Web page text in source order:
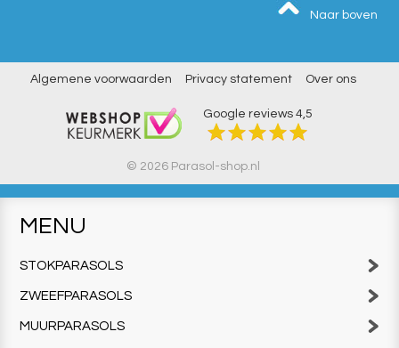
Naar boven
Algemene voorwaarden Privacy statement Over ons
Google reviews 4,5
© 2026 Parasol-shop.nl
MENU
STOKPARASOLS
ZWEEFPARASOLS
MUURPARASOLS